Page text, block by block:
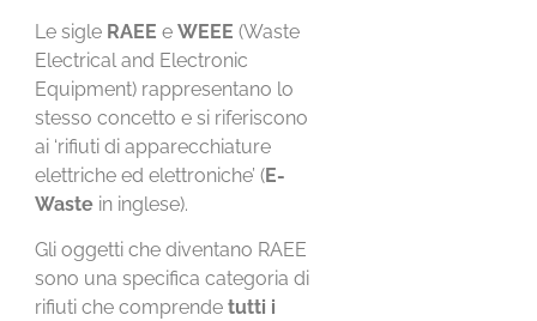
Le sigle RAEEeWEEE(Waste
Electrical and Electronic
Equipment) rappresentano lo
stesso concetto e si riferiscono
ai ‘rifiuti di apparecchiature
elettriche ed elettroniche’ (E-
Waste in inglese).
Gli oggetti che diventano RAEE
sono una specifica categoria di
rifiuti che comprendetutti i